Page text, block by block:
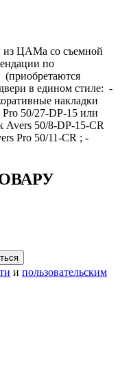
из ЦАМа со съемной
по
(приобретаются
в едином стиле: -
накладки
50/27-DP-15 или
Avers 50/8-DP-15-CR
Pro 50/11-CR ; -
и пользовательским